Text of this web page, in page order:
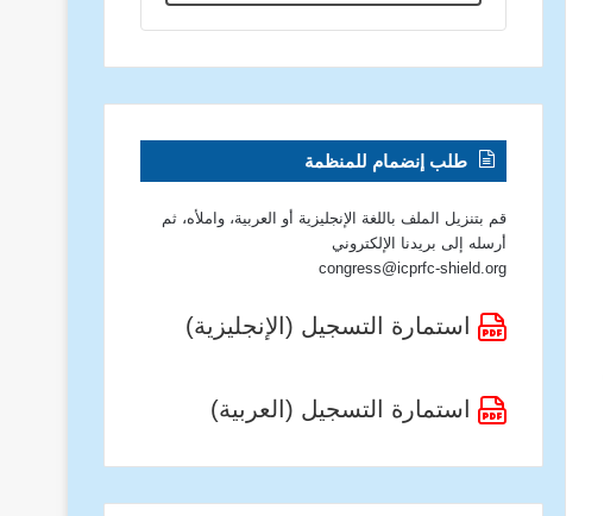
طلب إنضمام للمنظمة
قم بتنزيل الملف باللغة الإنجليزية أو العربية، واملأه، ثم
أرسله إلى بريدنا الإلكتروني
congress@icprfc-shield.org
استمارة التسجيل (الإنجليزية)
استمارة التسجيل (العربية)